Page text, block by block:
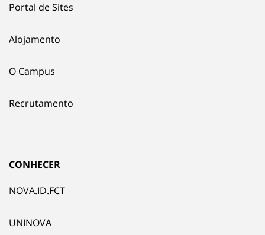
Portal de Sites
Alojamento
O Campus
Recrutamento
CONHECER
NOVA.ID.FCT
UNINOVA